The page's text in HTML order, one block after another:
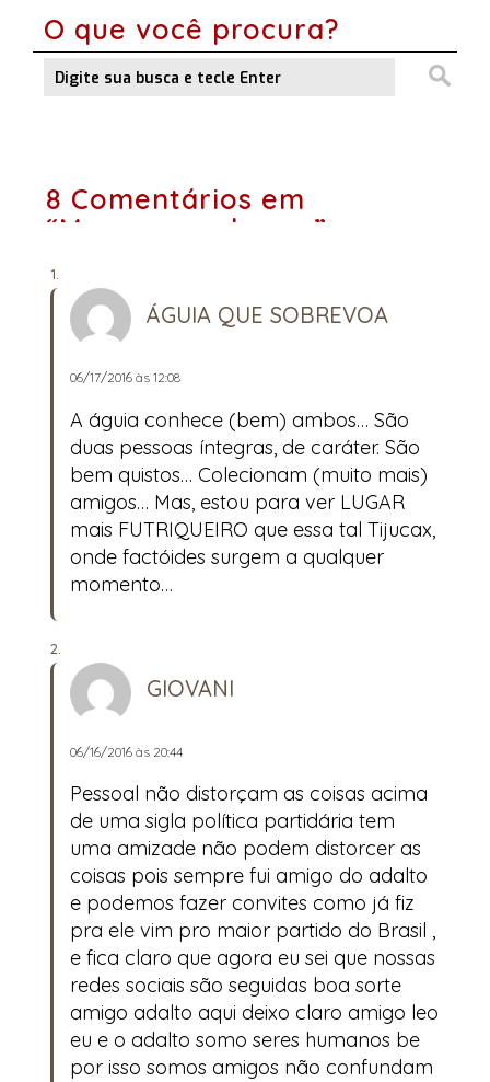
O que você procura?
8 Comentários em
“Mensagem de voz”
ÁGUIA QUE SOBREVOA
06/17/2016 às 12:08
A águia conhece (bem) ambos… São
duas pessoas íntegras, de caráter. São
bem quistos… Colecionam (muito mais)
amigos… Mas, estou para ver LUGAR
mais FUTRIQUEIRO que essa tal Tijucax,
onde factóides surgem a qualquer
momento…
GIOVANI
06/16/2016 às 20:44
Pessoal não distorçam as coisas acima
de uma sigla política partidária tem
uma amizade não podem distorcer as
coisas pois sempre fui amigo do adalto
e podemos fazer convites como já fiz
pra ele vim pro maior partido do Brasil ,
e fica claro que agora eu sei que nossas
redes sociais são seguidas boa sorte
amigo adalto aqui deixo claro amigo leo
eu e o adalto somo seres humanos be
por isso somos amigos não confundam